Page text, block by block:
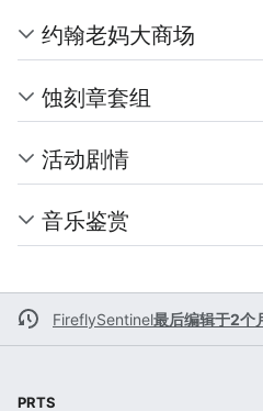
约翰老妈大商场
蚀刻章套组
活动剧情
音乐鉴赏
FireflySentinel最后编辑于2个
PRTS